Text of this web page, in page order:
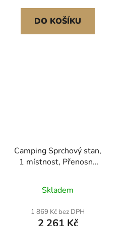
osoby, pro kempování,
cestování, outdoorové
aktivity
DO KOŠÍKU
Camping Sprchový stan,
1 místnost, Přenosný
šatna s kolíky do země,
lany, přepravní taškou a
ocelovými tyčemi, 200D
Oxfordská tkanina se
Skladem
1 869 Kč bez DPH